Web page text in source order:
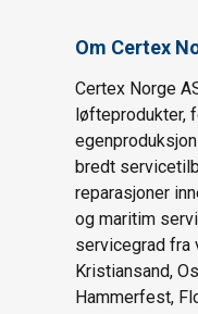
Om Certex
Certex Norge
løfteprodukter,
bredt
reparasjoner
og maritim
servicegrad fra
Kristiansand,
Hammerfest,